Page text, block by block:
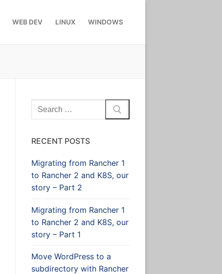
WEB DEV LINUX WINDOWS
Search
for:
RECENT POSTS
Migrating from Rancher 1
to Rancher 2 and K8S, our
story – Part 2
Migrating from Rancher 1
to Rancher 2 and K8S, our
story – Part 1
Move WordPress to a
subdirectory with Rancher